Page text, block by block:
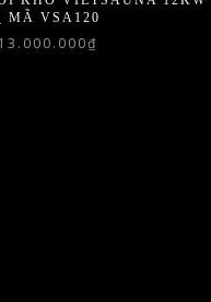
_ MÃ VSA120
13.000.000₫